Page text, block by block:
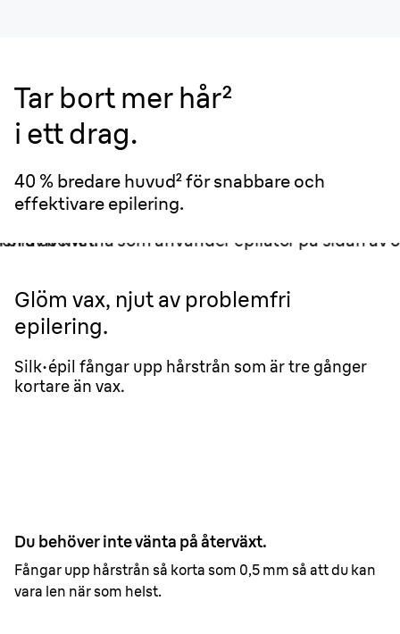
Tar bort mer hår²
i ett drag.
40 % bredare huvud² för snabbare och
effektivare epilering.
Glöm vax, njut av problemfri
epilering.
Silk·épil fångar upp hårstrån som är tre gånger
kortare än vax.
Du behöver inte vänta på återväxt.
Fångar upp hårstrån så korta som 0,5 mm så att du kan
vara len när som helst.